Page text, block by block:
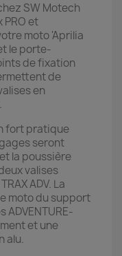
SW Motech
et
moto 'Aprilia
le porte-
de fixation
de
en
fort pratique
seront
la poussière
valises
ADV. La
moto du support
et une
alu.